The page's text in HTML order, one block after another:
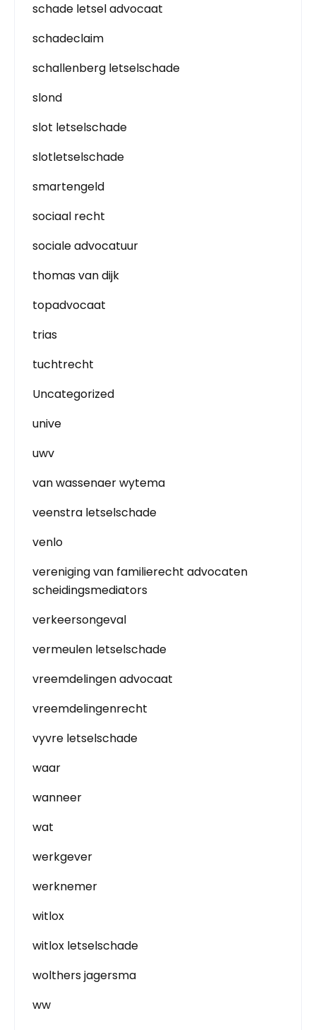
schade letsel advocaat
schadeclaim
schallenberg letselschade
slond
slot letselschade
slotletselschade
smartengeld
sociaal recht
sociale advocatuur
thomas van dijk
topadvocaat
trias
tuchtrecht
Uncategorized
unive
uwv
van wassenaer wytema
veenstra letselschade
venlo
vereniging van familierecht advocaten
scheidingsmediators
verkeersongeval
vermeulen letselschade
vreemdelingen advocaat
vreemdelingenrecht
vyvre letselschade
waar
wanneer
wat
werkgever
werknemer
witlox
witlox letselschade
wolthers jagersma
ww